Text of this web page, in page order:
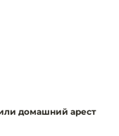
домашний арест